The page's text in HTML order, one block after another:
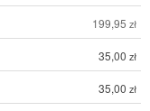
199,95 zł
35,00 zł
35,00 zł